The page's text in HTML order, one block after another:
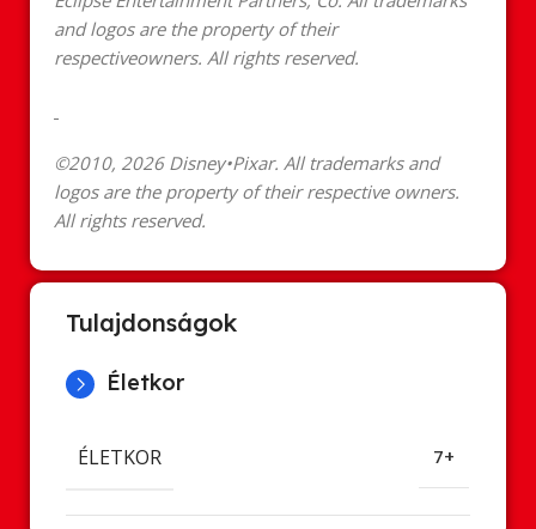
and logos are the property of their
respectiveowners. All rights reserved.
©2010, 2026 Disney•Pixar. All trademarks and
logos are the property of their respective owners.
All rights reserved.
Tulajdonságok
Életkor
ÉLETKOR 7+